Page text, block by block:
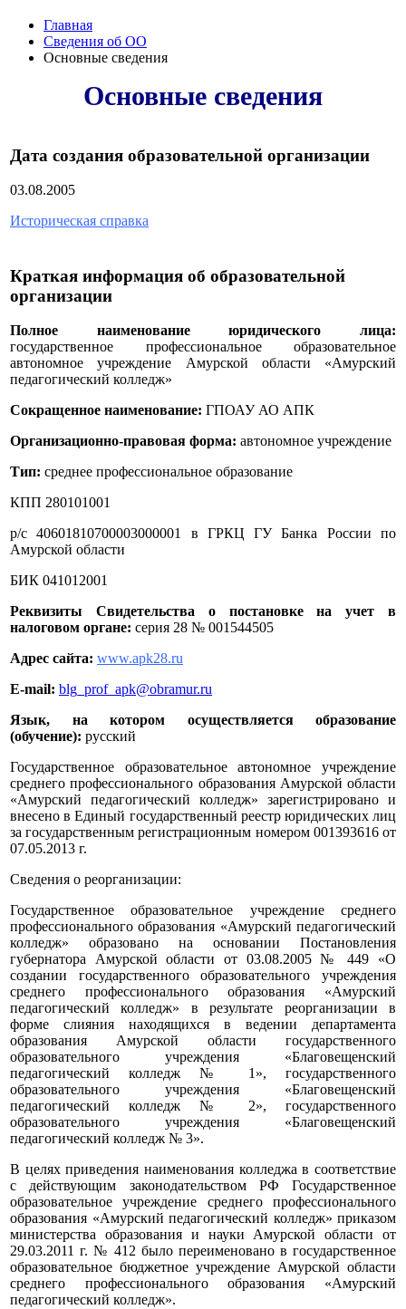
Главная
Сведения об ОО
Основные сведения
Основные сведения
Дата создания образовательной организации
03.08.2005
Историческая справка
Краткая информация об образовательной
организации
Полное наименование юридического лица:
государственное профессиональное образовательное
автономное учреждение Амурской области «Амурский
педагогический колледж»
Сокращенное наименование: ГПОАУ АО АПК
Организационно-правовая форма: автономное учреждение
Тип: среднее профессиональное образование
КПП 280101001
р/с 40601810700003000001 в ГРКЦ ГУ Банка России по
Амурской области
БИК 041012001
Реквизиты Свидетельства о постановке на учет в
налоговом органе: серия 28 № 001544505
Адрес сайта: www.apk28.ru
E-mail: blg_prof_apk@obramur.ru
Язык, на котором осуществляется образование
(обучение): русский
Государственное образовательное автономное учреждение
среднего профессионального образования Амурской области
«Амурский педагогический колледж» зарегистрировано и
внесено в Единый государственный реестр юридических лиц
за государственным регистрационным номером 001393616 от
07.05.2013 г.
Сведения о реорганизации:
Государственное образовательное учреждение среднего
профессионального образования «Амурский педагогический
колледж» образовано на основании Постановления
губернатора Амурской области от 03.08.2005 № 449 «О
создании государственного образовательного учреждения
среднего профессионального образования «Амурский
педагогический колледж» в результате реорганизации в
форме слияния находящихся в ведении департамента
образования Амурской области государственного
образовательного учреждения «Благовещенский
педагогический колледж № 1», государственного
образовательного учреждения «Благовещенский
педагогический колледж № 2», государственного
образовательного учреждения «Благовещенский
педагогический колледж № 3».
В целях приведения наименования колледжа в соответствие
с действующим законодательством РФ Государственное
образовательное учреждение среднего профессионального
образования «Амурский педагогический колледж» приказом
министерства образования и науки Амурской области от
29.03.2011 г. № 412 было переименовано в государственное
образовательное бюджетное учреждение Амурской области
среднего профессионального образования «Амурский
педагогический колледж».